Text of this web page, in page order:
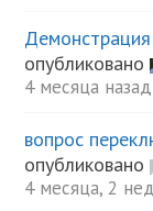
опубликовано
4 месяца назад
вопрос
опубликовано
4 месяца, 2